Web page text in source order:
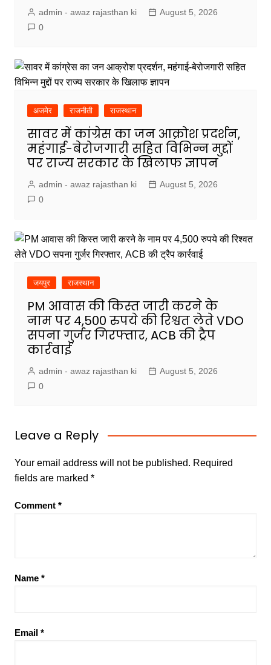
admin - awaz rajasthan ki
August 5, 2026
0
अजमेर राजनीती राजस्थान
सावर में कांग्रेस का जन आक्रोश प्रदर्शन,
महंगाई-बेरोजगारी सहित विभिन्न मुद्दों
पर राज्य सरकार के खिलाफ ज्ञापन
admin - awaz rajasthan ki
August 5, 2026
0
जयपुर राजस्थान
PM आवास की किस्त जारी करने के
नाम पर 4,500 रुपये की रिश्वत लेते VDO
सपना गुर्जर गिरफ्तार, ACB की ट्रैप
कार्रवाई
admin - awaz rajasthan ki
August 5, 2026
0
Leave a Reply
Your email address will not be published. Required
fields are marked *
Comment *
Name *
Email *